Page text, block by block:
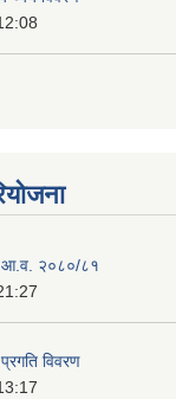
आ.व. २०८०/८१
विवरण